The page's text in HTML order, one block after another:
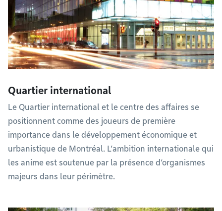
Quartier international
Le Quartier international et le centre des affaires se
positionnent comme des joueurs de première
importance dans le développement économique et
urbanistique de Montréal. L’ambition internationale qui
les anime est soutenue par la présence d’organismes
majeurs dans leur périmètre.